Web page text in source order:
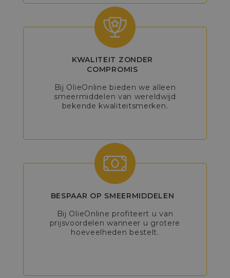
KWALITEIT ZONDER
COMPROMIS
Bij OlieOnline bieden we alleen
smeermiddelen van wereldwijd
bekende kwaliteitsmerken.
BESPAAR OP SMEERMIDDELEN
Bij OlieOnline profiteert u van
prijsvoordelen wanneer u grotere
hoeveelheden bestelt.